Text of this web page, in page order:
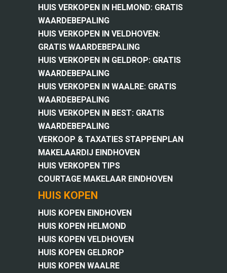
HUIS VERKOPEN IN HELMOND: GRATIS
WAARDEBEPALING
HUIS VERKOPEN IN VELDHOVEN:
GRATIS WAARDEBEPALING
HUIS VERKOPEN IN GELDROP: GRATIS
WAARDEBEPALING
HUIS VERKOPEN IN WAALRE: GRATIS
WAARDEBEPALING
HUIS VERKOPEN IN BEST: GRATIS
WAARDEBEPALING
VERKOOP & TAXATIES STAPPENPLAN
MAKELAARDIJ EINDHOVEN
HUIS VERKOPEN TIPS
COURTAGE MAKELAAR EINDHOVEN
HUIS KOPEN
HUIS KOPEN EINDHOVEN
HUIS KOPEN HELMOND
HUIS KOPEN VELDHOVEN
HUIS KOPEN GELDROP
HUIS KOPEN WAALRE